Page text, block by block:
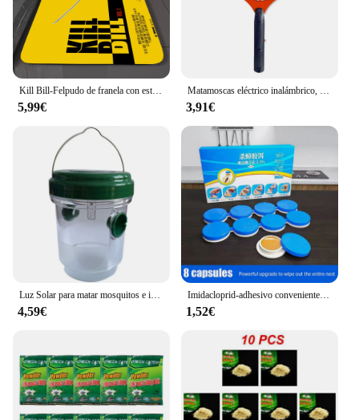
5,99€ 3,91€
4,59€
Imidacloprid-adhesivo conveniente para matar cucarachas, cebo de pegamento seguro para cucarachas de larga duración, no tóxico, 8 piezas
1,52€